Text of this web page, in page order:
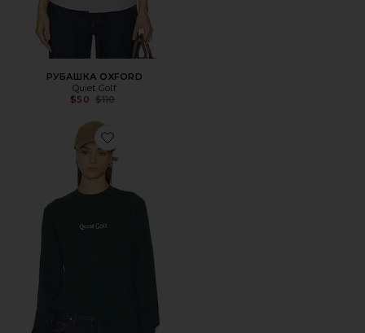
РУБАШКА OXFORD
Quiet Golf
$50 Previous price:
$110
Favorite ФУТБОЛКА HERITAGE